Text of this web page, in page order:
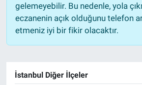
gelemeyebilir. Bu nedenle, yola
eczanenin açık olduğunu telefon
etmeniz iyi bir fikir olacaktır.
İstanbul Diğer İlçeler